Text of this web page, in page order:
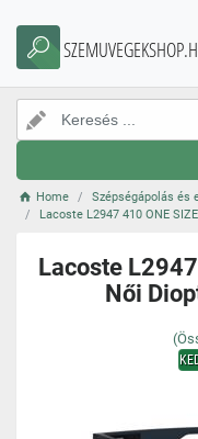
Home Szépségápolás és
Lacoste L2947 410 ONE
Lacoste
Női